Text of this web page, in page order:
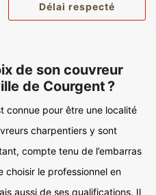
Délai respecté
de son couvreur
de Courgent ?
connue pour être une localité
charpentiers y sont
compte tenu de l’embarras
le professionnel en
aussi de ses qualifications. Il